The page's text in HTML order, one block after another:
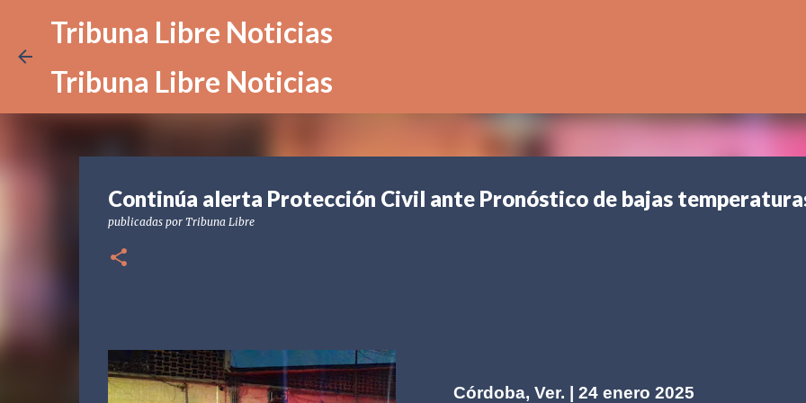
Tribuna Libre Noticias
Tribuna Libre Noticias
Continúa alerta Protección Civil ante Pronóstico de bajas
publicadas por Tribuna Libre
Córdoba, Ver. | 24 enero 2025